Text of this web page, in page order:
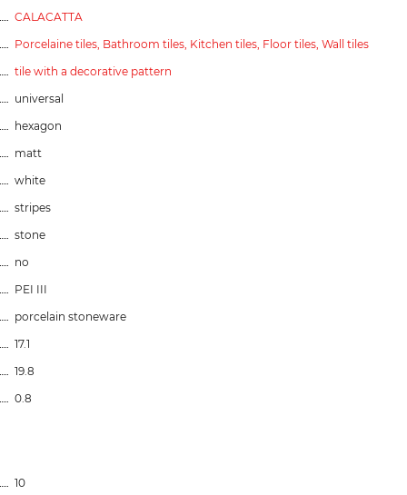
CALACATTA
Porcelaine tiles, Bathroom tiles, Kitchen tiles, Floor tiles, Wall tiles
tile with a decorative pattern
universal
hexagon
matt
white
stripes
stone
no
PEI III
porcelain stoneware
17.1
19.8
0.8
10